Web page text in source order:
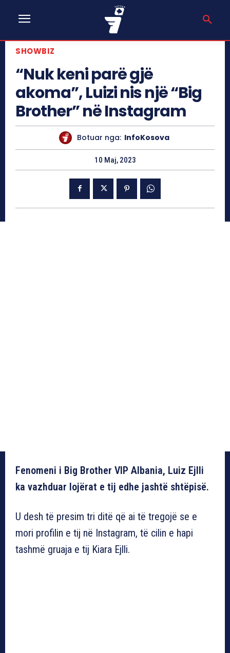
SHOWBIZ
“Nuk keni parë gjë
akoma”, Luizi nis një “Big
Brother” në Instagram
Botuar nga: InfoKosova
10 Maj, 2023
Fenomeni i Big Brother VIP Albania, Luiz Ejlli
ka vazhduar lojërat e tij edhe jashtë shtëpisë.
U desh të presim tri ditë që ai të tregojë se e
mori profilin e tij në Instagram, të cilin e hapi
tashmë gruaja e tij Kiara Ejlli.